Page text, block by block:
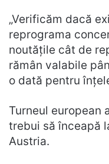
„Verificăm dacă
reprograma
noutățile cât de
rămân valabile
o dată pentru
Turneul european
trebui să înceapă
Austria.